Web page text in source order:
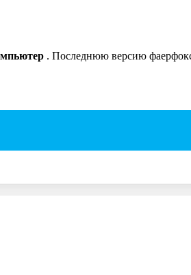
. Последнюю версию